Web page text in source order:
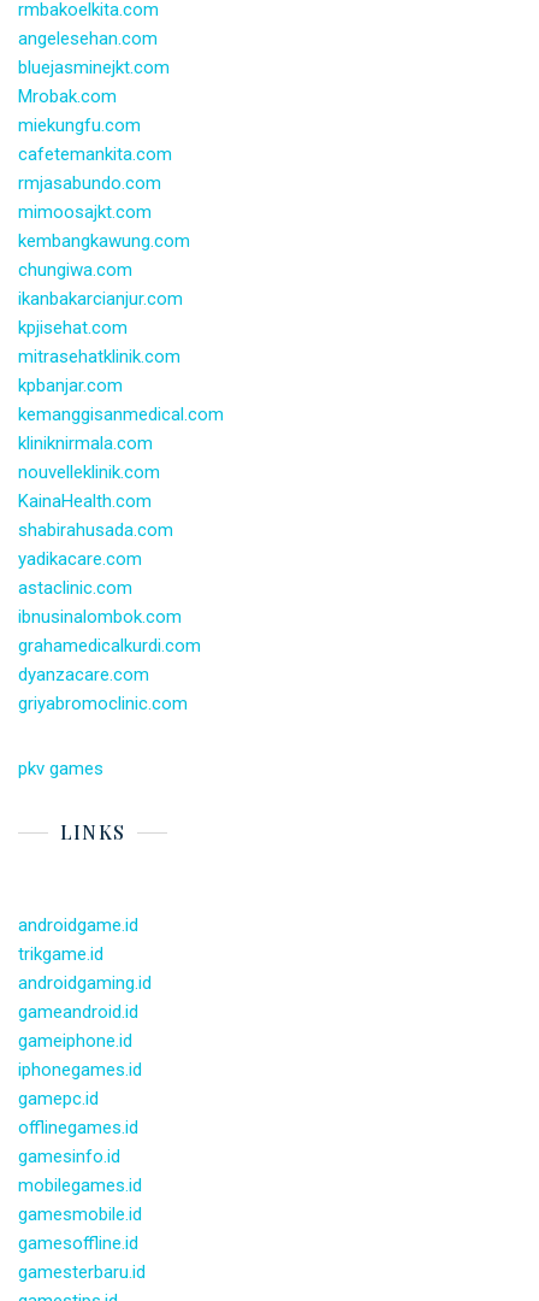
rmbakoelkita.com
angelesehan.com
bluejasminejkt.com
Mrobak.com
miekungfu.com
cafetemankita.com
rmjasabundo.com
mimoosajkt.com
kembangkawung.com
chungiwa.com
ikanbakarcianjur.com
kpjisehat.com
mitrasehatklinik.com
kpbanjar.com
kemanggisanmedical.com
kliniknirmala.com
nouvelleklinik.com
KainaHealth.com
shabirahusada.com
yadikacare.com
astaclinic.com
ibnusinalombok.com
grahamedicalkurdi.com
dyanzacare.com
griyabromoclinic.com
pkv games
LINKS
androidgame.id
trikgame.id
androidgaming.id
gameandroid.id
gameiphone.id
iphonegames.id
gamepc.id
offlinegames.id
gamesinfo.id
mobilegames.id
gamesmobile.id
gamesoffline.id
gamesterbaru.id